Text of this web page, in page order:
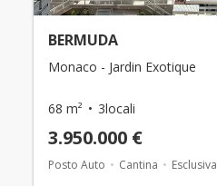
BERMUDA
Monaco - Jardin Exotique
68 m² 3locali
3.950.000 €
Posto Auto Cantina Esclusiva